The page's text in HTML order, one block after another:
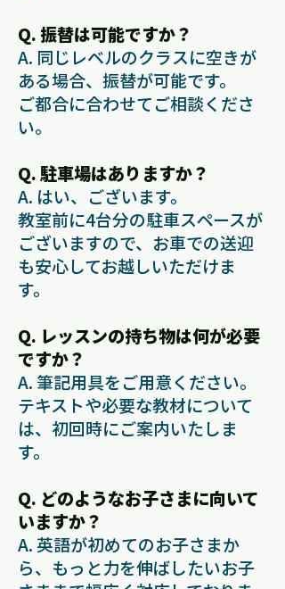
Q. 振替は可能ですか？
A. 同じレベルのクラスに空きが
ある場合、振替が可能です。
ご都合に合わせてご相談くださ
い。
Q. 駐車場はありますか？
A. はい、ございます。
教室前に4台分の駐車スペースが
ございますので、お車での送迎
も安心してお越しいただけま
す。
Q. レッスンの持ち物は何が必要
ですか？
A. 筆記用具をご用意ください。
テキストや必要な教材について
は、初回時にご案内いたしま
す。
Q. どのようなお子さまに向いて
いますか？
A. 英語が初めてのお子さまか
ら、もっと力を伸ばしたいお子